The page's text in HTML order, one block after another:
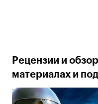
Рецензии и
материалах и